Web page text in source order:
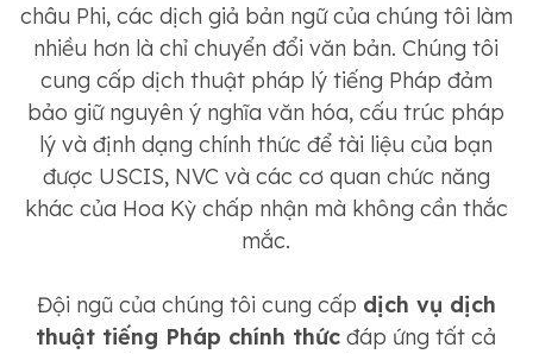
châu Phi, các dịch giả bản ngữ của chúng tôi làm
nhiều hơn là chỉ chuyển đổi văn bản. Chúng tôi
cung cấp dịch thuật pháp lý tiếng Pháp đảm
bảo giữ nguyên ý nghĩa văn hóa, cấu trúc pháp
lý và định dạng chính thức để tài liệu của bạn
được USCIS, NVC và các cơ quan chức năng
khác của Hoa Kỳ chấp nhận mà không cần thắc
mắc.
Đội ngũ của chúng tôi cung cấp dịch vụ dịch
thuật tiếng Pháp chính thức đáp ứng tất cả